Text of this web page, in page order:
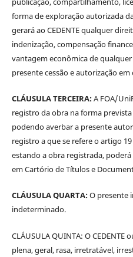
forma de exploração autorizada
gerará ao CEDENTE qualquer
indenização, compensação
vantagem econômica de
presente cessão e autorização
CLÁUSULA TERCEIRA:A FOA/
registro da obra na forma
podendo averbar a presente
registro a que se refere o artigo
estando a obra registrada,
em Cartório de Títulos e
CLÁUSULA QUARTA:O presente
indeterminado.
CLÁUSULA QUINTA: O CEDENTE
plena, geral, rasa, irretratável,